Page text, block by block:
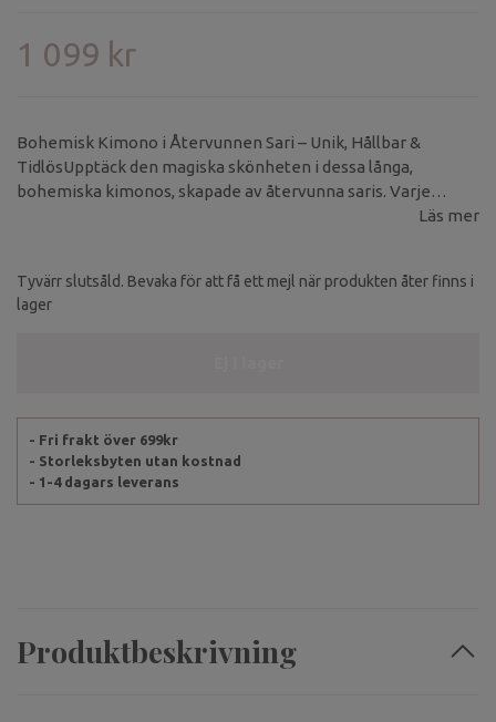
1 099 kr
Bohemisk Kimono i Återvunnen Sari – Unik, Hållbar &
TidlösUpptäck den magiska skönheten i dessa långa,
bohemiska kimonos, skapade av återvunna saris. Varje
kimono är helt unik i både mönster och färg – det finns inte
Läs mer
Tyvärr slutsåld. Bevaka för att få ett mejl när produkten åter finns i
lager
- Fri frakt över 699kr
- Storleksbyten utan kostnad
- 1-4 dagars leverans
Produktbeskrivning